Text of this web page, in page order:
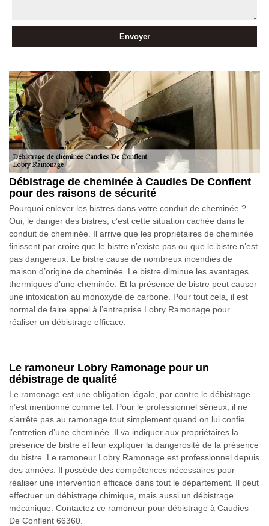
Débistrage de cheminée à Caudies De Conflent
pour des raisons de sécurité
Pourquoi enlever les bistres dans votre conduit de cheminée ?
Oui, le danger des bistres, c’est cette situation cachée dans le
conduit de cheminée. Il arrive que les propriétaires de cheminée
finissent par croire que le bistre n’existe pas ou que le bistre n’est
pas dangereux. Le bistre cause de nombreux incendies de
maison d’origine de cheminée. Le bistre diminue les avantages
thermiques d’une cheminée. Et la présence de bistre peut causer
une intoxication au monoxyde de carbone. Pour tout cela, il est
normal de faire appel à l’entreprise Lobry Ramonage pour
réaliser un débistrage efficace.
Le ramoneur Lobry Ramonage pour un
débistrage de qualité
Le ramonage est une obligation légale, par contre le débistrage
n’est mentionné comme tel. Pour le professionnel sérieux, il ne
s’arrête pas au ramonage tout simplement quand on lui confie
l’entretien d’une cheminée. Il va indiquer aux propriétaires la
présence de bistre et leur expliquer la dangerosité de la présence
du bistre. Le ramoneur Lobry Ramonage est professionnel depuis
des années. Il possède des compétences nécessaires pour
réaliser une intervention efficace dans tout le département. Il peut
effectuer un débistrage chimique, mais aussi un débistrage
mécanique. Contactez ce ramoneur pour débistrage à Caudies
De Conflent 66360.